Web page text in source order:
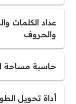
عداد الكلمات
والحروف
حاسبة مساحة
أداة تحويل